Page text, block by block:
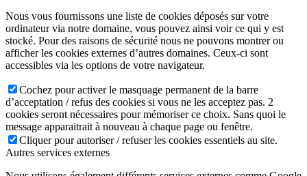
Nous vous fournissons une liste de cookies déposés sur votre
ordinateur via notre domaine, vous pouvez ainsi voir ce qui y est
stocké. Pour des raisons de sécurité nous ne pouvons montrer ou
afficher les cookies externes d’autres domaines. Ceux-ci sont
accessibles via les options de votre navigateur.
Cochez pour activer le masquage permanent de la barre
d’acceptation / refus des cookies si vous ne les acceptez pas. 2
cookies seront nécessaires pour mémoriser ce choix. Sans quoi le
message apparaitrait à nouveau à chaque page ou fenêtre.
Cliquer pour autoriser / refuser les cookies essentiels au site.
Autres services externes